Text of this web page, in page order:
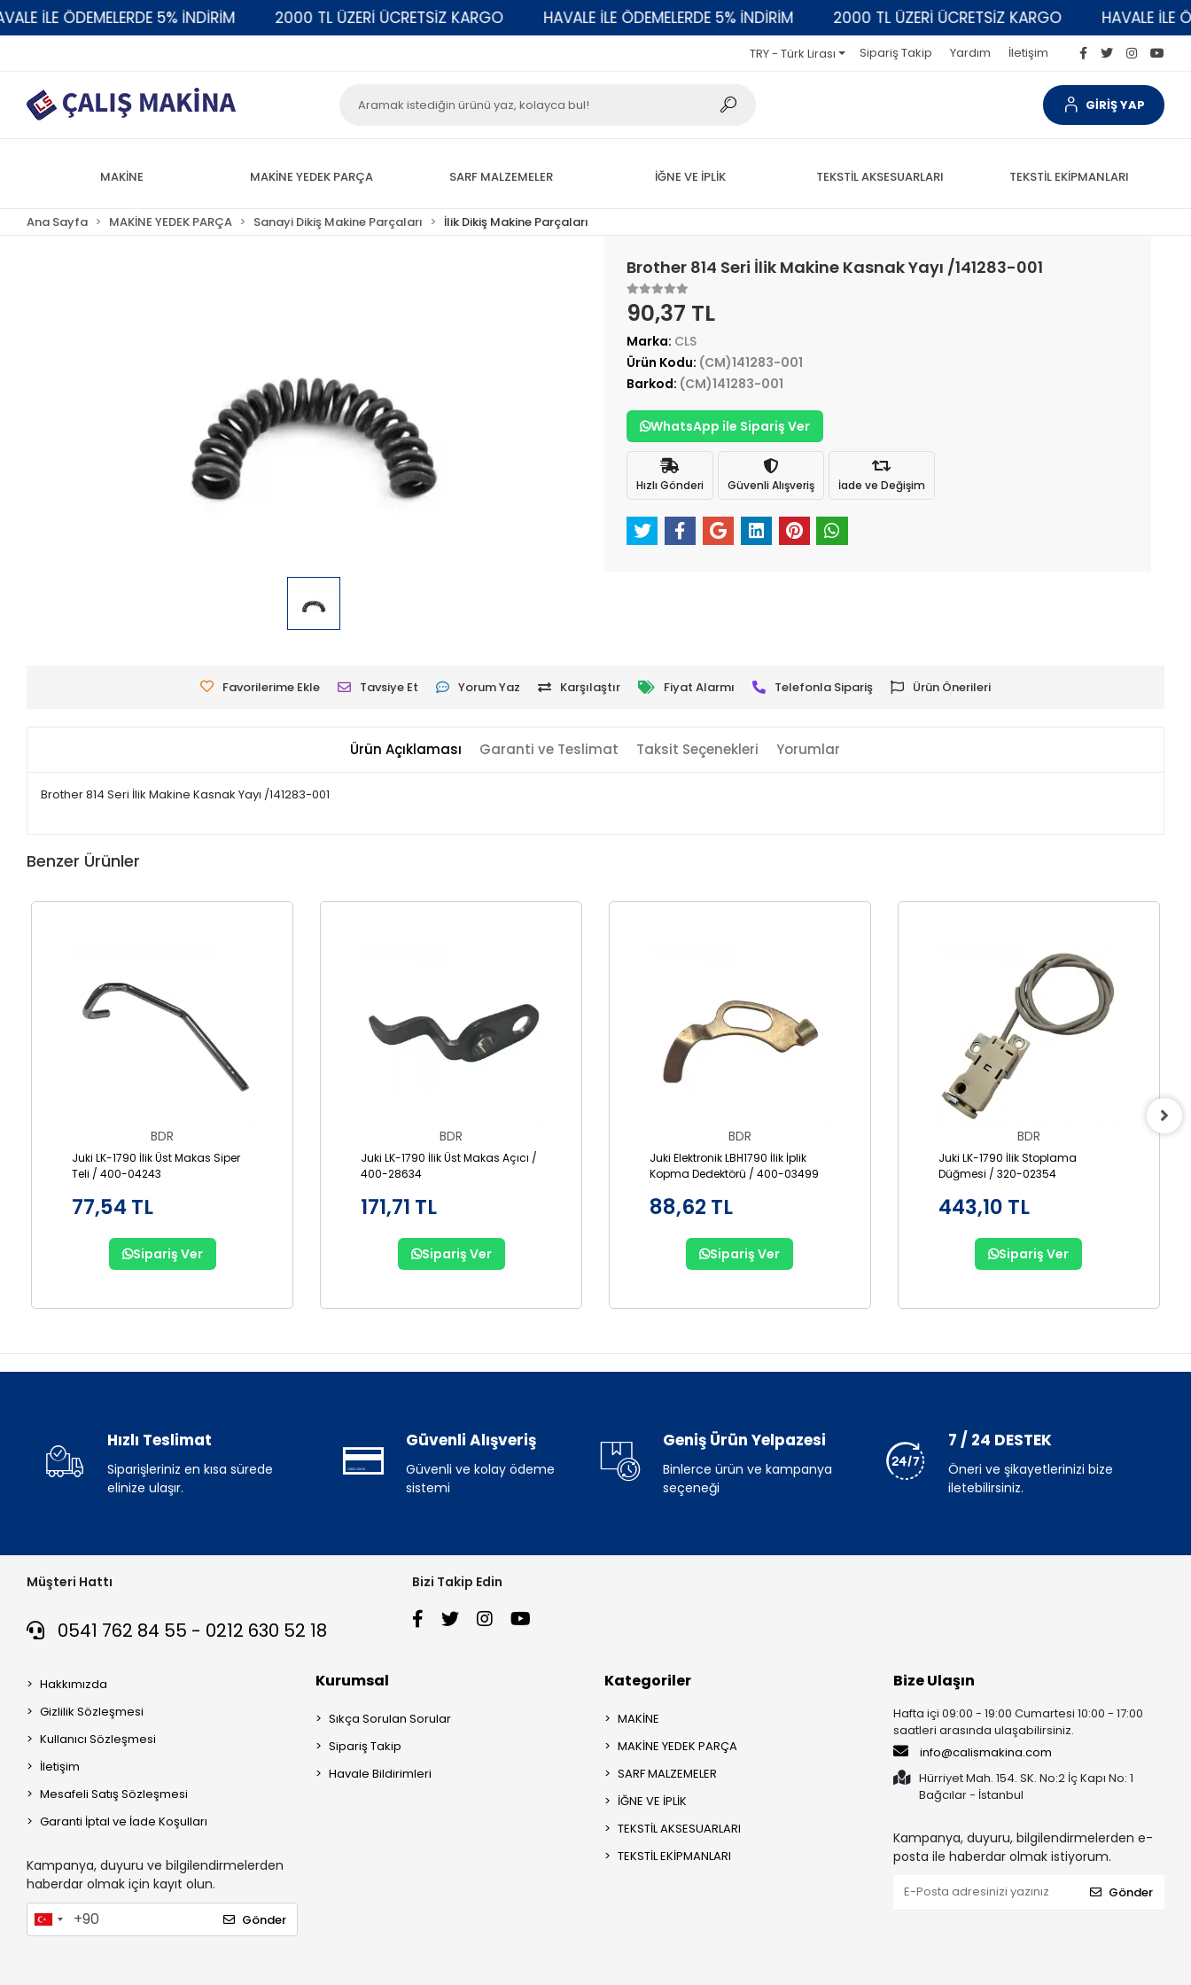
İLE ÖDEMELERDE 5% İNDİRİM 2000 TL ÜZERİ ÜCRETSİZ KARGO HAVALE İLE ÖDEMELERDE 5% İNDİRİM 2000 TL ÜZERİ ÜCRETSİZ KARGO HAVALE İLE
TRY - Türk Lirası Sipariş Takip Yardım İletişim
GİRİŞ YAP
MAKİNE MAKİNE YEDEK PARÇA SARF MALZEMELER İĞNE VE İPLİK TEKSTİL AKSESUARLARI TEKSTİL EKİPMANLARI
Ana Sayfa MAKİNE YEDEK PARÇA Sanayi Dikiş Makine Parçaları İlik Dikiş Makine Parçaları
Brother 814 Seri İlik Makine Kasnak Yayı /141283-001
90,37 TL
Marka: CLS
Ürün Kodu: (CM)141283-001
Barkod: (CM)141283-001
WhatsApp ile Sipariş Ver
Hızlı Gönderi Güvenli Alışveriş İade ve Değişim
Favorilerime Ekle Tavsiye Et Yorum Yaz Karşılaştır Fiyat Alarmı Telefonla Sipariş Ürün Önerileri
Ürün Açıklaması Garanti ve Teslimat Taksit Seçenekleri Yorumlar
Brother 814 Seri İlik Makine Kasnak Yayı /141283-001
Benzer Ürünler
BDR
Juki LK-1790 İlik Üst Makas Siper
Teli / 400-04243
77,54 TL
Sipariş Ver
BDR
Juki LK-1790 İlik Üst Makas Açıcı /
400-28634
171,71 TL
Sipariş Ver
BDR
Juki Elektronik LBH1790 İlik İplik
Kopma Dedektörü / 400-03499
88,62 TL
Sipariş Ver
BDR
Juki LK-1790 İlik Stoplama
Düğmesi / 320-02354
443,10 TL
Sipariş Ver
Hızlı Teslimat
Siparişleriniz en kısa sürede
elinize ulaşır.
Güvenli Alışveriş
Güvenli ve kolay ödeme
sistemi
Geniş Ürün Yelpazesi
Binlerce ürün ve kampanya
seçeneği
7 / 24 DESTEK
Öneri ve şikayetlerinizi bize
iletebilirsiniz.
Müşteri Hattı
0541 762 84 55 - 0212 630 52 18
Bizi Takip Edin
Hakkımızda
Gizlilik Sözleşmesi
Kullanıcı Sözleşmesi
İletişim
Mesafeli Satış Sözleşmesi
Garanti İptal ve İade Koşulları
Kampanya, duyuru ve bilgilendirmelerden
haberdar olmak için kayıt olun.
Gönder
Kurumsal
Sıkça Sorulan Sorular
Sipariş Takip
Havale Bildirimleri
Kategoriler
MAKİNE
MAKİNE YEDEK PARÇA
SARF MALZEMELER
İĞNE VE İPLİK
TEKSTİL AKSESUARLARI
TEKSTİL EKİPMANLARI
Bize Ulaşın
Hafta içi 09:00 - 19:00 Cumartesi 10:00 - 17:00
saatleri arasında ulaşabilirsiniz.
info@calismakina.com
Hürriyet Mah. 154. SK. No:2 İç Kapı No: 1
Bağcılar - İstanbul
Kampanya, duyuru, bilgilendirmelerden e-
posta ile haberdar olmak istiyorum.
Gönder